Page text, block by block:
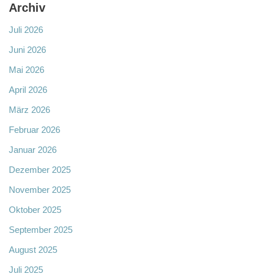
Archiv
Juli 2026
Juni 2026
Mai 2026
April 2026
März 2026
Februar 2026
Januar 2026
Dezember 2025
November 2025
Oktober 2025
September 2025
August 2025
Juli 2025